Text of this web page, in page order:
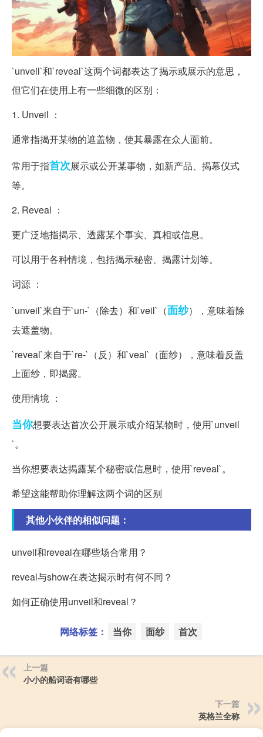
`unveil`和`reveal`这两个词都表达了揭示或展示的意思，
但它们在使用上有一些细微的区别：
1. Unveil ：
通常指揭开某物的遮盖物，使其暴露在众人面前。
常用于指首次展示或公开某事物，如新产品、揭幕仪式
等。
2. Reveal ：
更广泛地指揭示、透露某个事实、真相或信息。
可以用于各种情境，包括揭示秘密、揭露计划等。
词源 ：
`unveil`来自于`un-`（除去）和`veil`（面纱），意味着除
去遮盖物。
`reveal`来自于`re-`（反）和`veal`（面纱），意味着反盖
上面纱，即揭露。
使用情境 ：
当你想要表达首次公开展示或介绍某物时，使用`unveil
`。
当你想要表达揭露某个秘密或信息时，使用`reveal`。
希望这能帮助你理解这两个词的区别
其他小伙伴的相似问题：
unveil和reveal在哪些场合常用？
reveal与show在表达揭示时有何不同？
如何正确使用unveil和reveal？
网络标签： 当你 面纱 首次
上一篇
小小的船词语有哪些
下一篇
英格兰全称